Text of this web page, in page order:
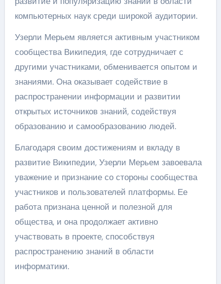
компьютерных наук среди широкой аудитории.
Узерли Мерьем является активным участником
сообщества Википедия, где сотрудничает с
другими участниками, обменивается опытом и
знаниями. Она оказывает содействие в
распространении информации и развитии
открытых источников знаний, содействуя
образованию и самообразованию людей.
Благодаря своим достижениям и вкладу в
развитие Википедии, Узерли Мерьем завоевала
уважение и признание со стороны сообщества
участников и пользователей платформы. Ее
работа признана ценной и полезной для
общества, и она продолжает активно
участвовать в проекте, способствуя
распространению знаний в области
информатики.